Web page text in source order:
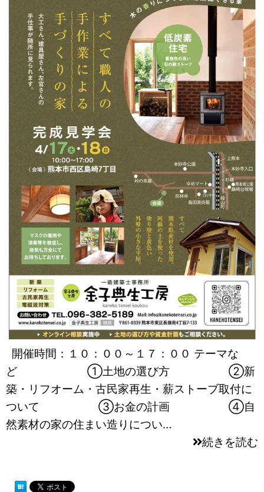
開催時間：１０：００～１７：００ テーマな
ど ①土地の選び方 ②新
築・リフオーム・古民家再生・薪ストーブ取付に
ついて ③お金の計画 ④自
然素材の家の住まい造りについ…
続きを読む